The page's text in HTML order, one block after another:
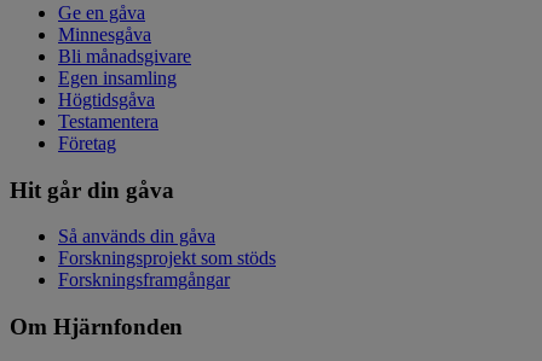
Ge en gåva
Minnesgåva
Bli månadsgivare
Egen insamling
Högtidsgåva
Testamentera
Företag
Hit går din gåva
Så används din gåva
Forskningsprojekt som stöds
Forskningsframgångar
Om Hjärnfonden